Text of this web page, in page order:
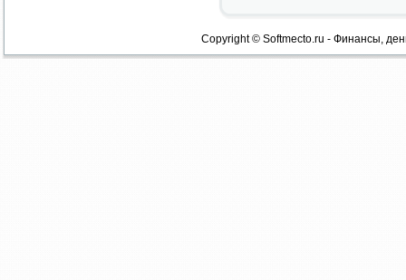
Copyright © Softmecto.ru - Финансы,